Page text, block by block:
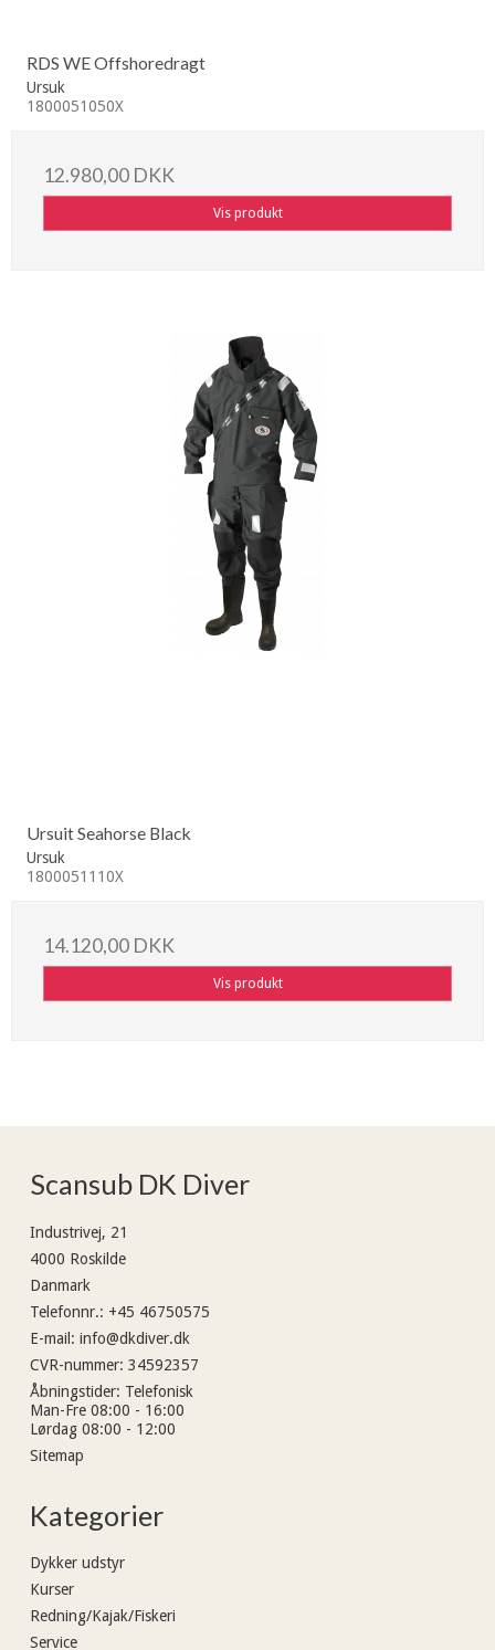
RDS WE Offshoredragt
Ursuk
1800051050X
12.980,00 DKK
Vis produkt
Ursuit Seahorse Black
Ursuk
1800051110X
14.120,00 DKK
Vis produkt
Scansub DK Diver
Industrivej, 21
4000 Roskilde
Danmark
Telefonnr.: +45 46750575
E-mail : info@dkdiver.dk
CVR-nummer: 34592357
Åbningstider: Telefonisk
Man-Fre 08:00 - 16:00
Lørdag 08:00 - 12:00
Sitemap
Kategorier
Dykker udstyr
Kurser
Redning/Kajak/Fiskeri
Service